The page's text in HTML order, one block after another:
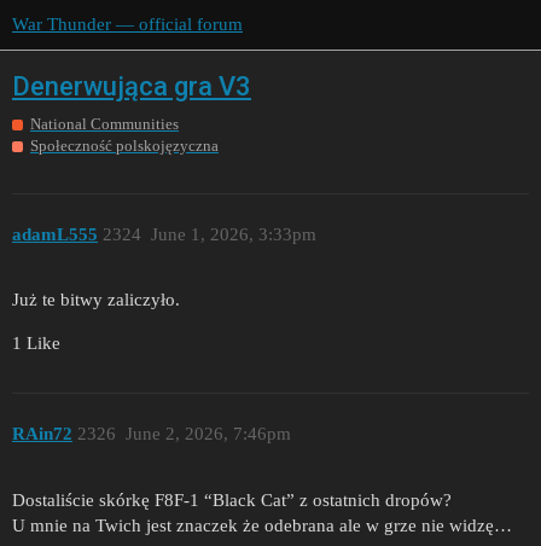
War Thunder — official forum
Denerwująca gra V3
National Communities
Społeczność polskojęzyczna
adamL555 June 1, 2026, 3:33pm
2324
Już te bitwy zaliczyło.
1 Like
RAin72 June 2, 2026, 7:46pm
2326
Dostaliście skórkę F8F-1 “Black Cat” z ostatnich dropów?
U mnie na Twich jest znaczek że odebrana ale w grze nie widzę…